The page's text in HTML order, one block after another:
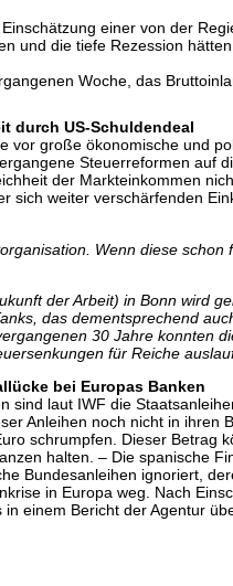
einer von der
und die tiefe Rezession
Woche, das
durch US-Schuldendeal
vor große ökonomische und
Steuerreformen auf
der Markteinkommen
sich weiter verschärfenden
Wenn diese
der Arbeit) in Bonn wird
das dementsprechend
30 Jahre konnten
für Reiche
bei Europas Banken
sind laut IWF die
Anleihen noch nicht in
schrumpfen. Dieser
halten. – Die spanische
Bundesanleihen ignoriert,
in Europa weg. Nach
einem Bericht der Agentur